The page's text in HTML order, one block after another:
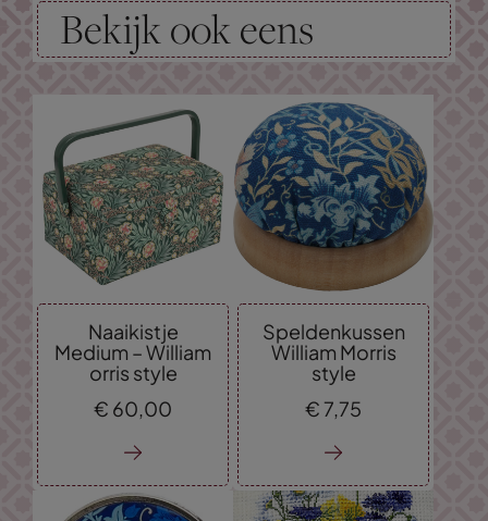
Bekijk ook eens
Naaikistje
Medium – William
orris style
€ 60,00
Speldenkussen
William Morris
style
€ 7,75